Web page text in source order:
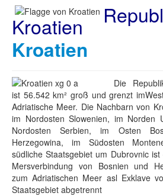
Kroatien
Kroatien
Die
ist 56.542 km² groß und grenzt
Adriatische Meer. Die Nachbarn von
im Nordosten Slowenien, im Norden
Nordosten Serbien, im Osten
Herzegowina, im Südosten
südliche Staatsgebiet um Dubrovnic
Mersverbindung von Bosnien und
zum Adriatischen Meer asl Exklave
Staatsgebiet abgetrennt